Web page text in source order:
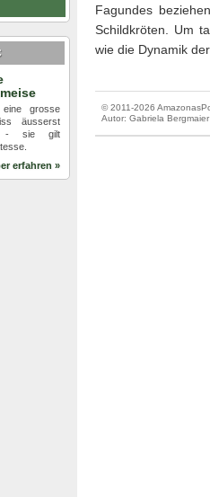
Fagundes
Schildkröten. Um
wie die Dynamik
© 2011-2026
Autor: Gabriela
grosse
äusserst
- sie gilt
erfahren »